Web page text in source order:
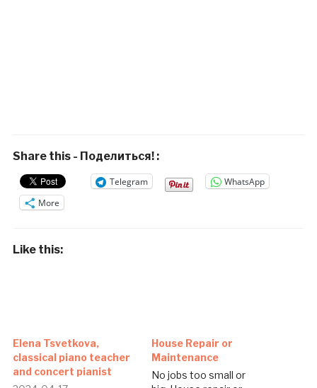
Share this - Поделиться! :
Telegram
WhatsApp
More
Like this:
Elena Tsvetkova,
classical piano teacher
and concert pianist
House Repair or
Maintenance
No jobs too small or